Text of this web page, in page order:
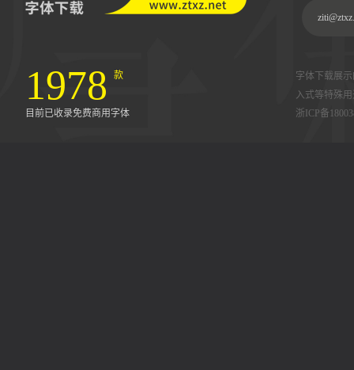
1978 款
目前已收录免费商用字体
字体下载展
入式等特殊
浙ICP备